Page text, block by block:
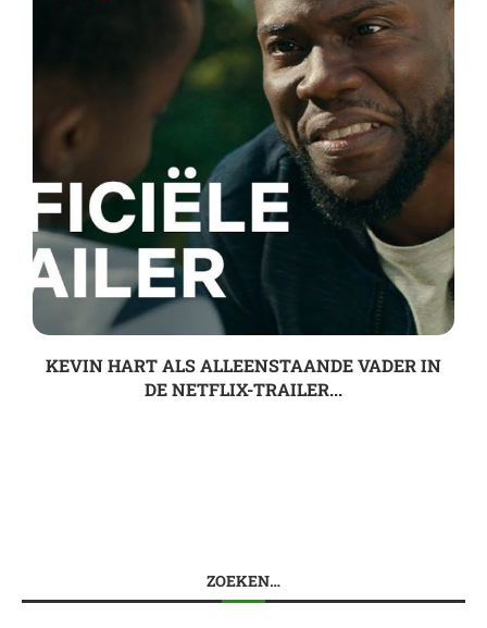
KEVIN HART ALS ALLEENSTAANDE VADER IN
DE NETFLIX-TRAILER...
ZOEKEN…